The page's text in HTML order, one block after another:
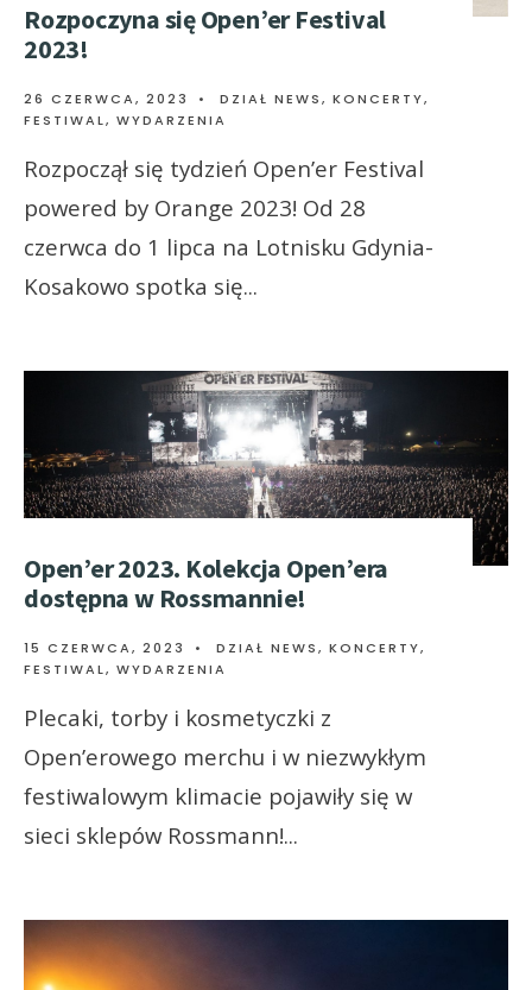
Rozpoczyna się Open’er Festival
2023!
26 CZERWCA, 2023 • DZIAŁ NEWS, KONCERTY,
FESTIWAL, WYDARZENIA
Rozpoczął się tydzień Open’er Festival
powered by Orange 2023! Od 28
czerwca do 1 lipca na Lotnisku Gdynia-
Kosakowo spotka się...
Open’er 2023. Kolekcja Open’era
dostępna w Rossmannie!
15 CZERWCA, 2023 • DZIAŁ NEWS, KONCERTY,
FESTIWAL, WYDARZENIA
Plecaki, torby i kosmetyczki z
Open’erowego merchu i w niezwykłym
festiwalowym klimacie pojawiły się w
sieci sklepów Rossmann!...